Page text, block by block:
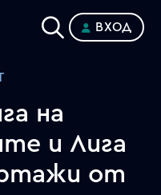
ВХОД
на
и Лига
от